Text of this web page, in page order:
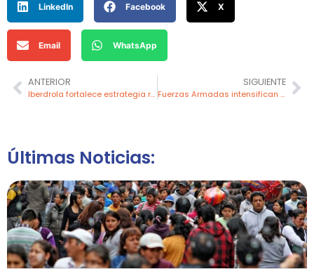
LinkedIn Facebook X
Email WhatsApp
ANTERIOR
Iberdrola fortalece estrategia renovable en EE.UU. con acuerdo de energía limpia
SIGUIENTE
Fuerzas Armadas intensifican operativos contra minería ilegal en Pataz
Últimas Noticias: